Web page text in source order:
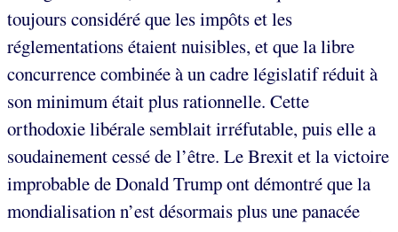
toujours considéré que les impôts et les
réglementations étaient nuisibles, et que la libre
concurrence combinée à un cadre législatif réduit à
son minimum était plus rationnelle. Cette
orthodoxie libérale semblait irréfutable, puis elle a
soudainement cessé de l’être. Le Brexit et la victoire
improbable de Donald Trump ont démontré que la
mondialisation n’est désormais plus une panacée